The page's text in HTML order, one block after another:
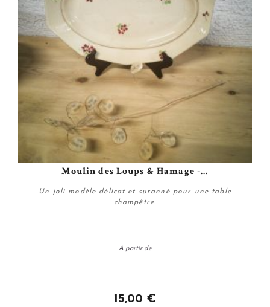
Moulin des Loups & Hamage -...
Un joli modèle délicat et suranné pour une table
champêtre.
A partir de
15,00 €